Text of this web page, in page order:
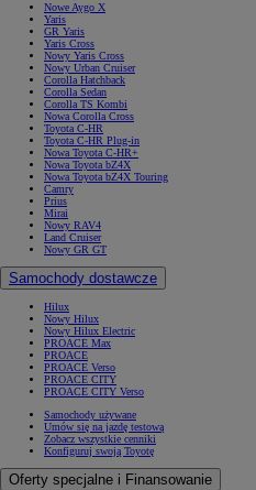
Nowe Aygo X
Yaris
GR Yaris
Yaris Cross
Nowy Yaris Cross
Nowy Urban Cruiser
Corolla Hatchback
Corolla Sedan
Corolla TS Kombi
Nowa Corolla Cross
Toyota C-HR
Toyota C-HR Plug-in
Nowa Toyota C-HR+
Nowa Toyota bZ4X
Nowa Toyota bZ4X Touring
Camry
Prius
Mirai
Nowy RAV4
Land Cruiser
Nowy GR GT
Samochody dostawcze
Hilux
Nowy Hilux
Nowy Hilux Electric
PROACE Max
PROACE
PROACE Verso
PROACE CITY
PROACE CITY Verso
Samochody używane
Umów się na jazdę testową
Zobacz wszystkie cenniki
Konfiguruj swoją Toyotę
Oferty specjalne i Finansowanie